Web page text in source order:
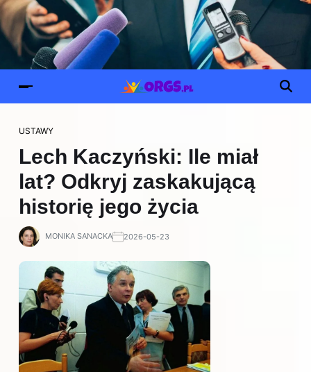
USTAWY
Lech Kaczyński: Ile miał
lat? Odkryj zaskakującą
historię jego życia
MONIKA SANACKA 2026-05-23